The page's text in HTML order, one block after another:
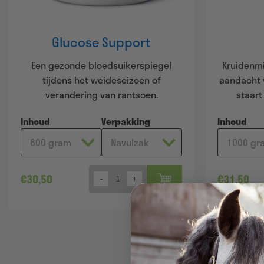
Glucose Support
Een gezonde bloedsuikerspiegel
tijdens het weideseizoen of
verandering van rantsoen.
Inhoud
Verpakking
€30,50 Quantity
aandacht
Inhoud
€31,50